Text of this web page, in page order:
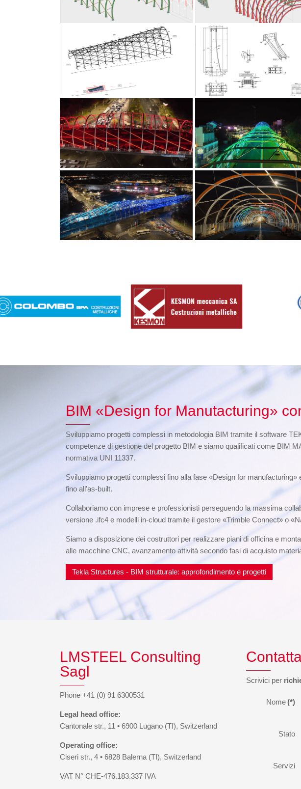
BIM «Design for Manutacturing»
Sviluppiamo progetti complessi in metodologia BIM tramite il software
competenze di gestione del progetto BIM e siamo qualificati come BIM
normativa UNI 11337.
Sviluppiamo progetti complessi fino alla fase «Design for
fino all’as-built.
Collaboriamo con imprese e professionisti perseguendo la massima
versione .ifc4 e modelli in-cloud tramite il gestore «Trimble Connect» o
Siamo a disposizione dei costruttori per realizzare piani di officina e
alle macchine CNC, avanzamento attività secondo fasi di acquisto
Tekla Structures - BIM strutturale: approfondimento e progetti
LMSTEEL Consulting
Sagl
Phone +41 (0) 91 6300531
Legal head office:
Cantonale str., 11 • 6900 Lugano (TI), Switzerland
Operating office:
Ciseri str., 4 • 6828 Balerna (TI), Switzerland
VAT N° CHE-476.183.337 IVA
Scrivici per
Nome(*)
Stato
Servizi